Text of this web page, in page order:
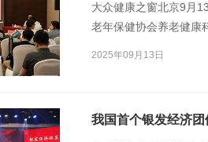
大众健康之窗北京9月
老年保健协会养老健康
2025年09月13日
我国首个银发经济